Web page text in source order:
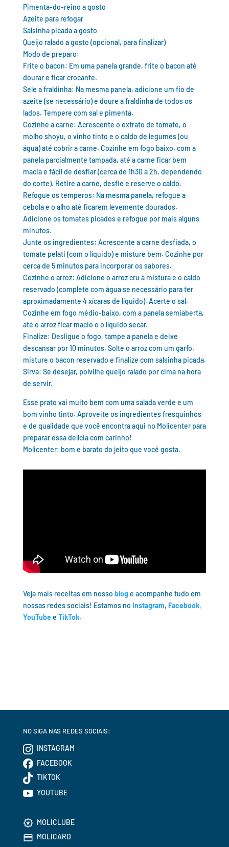
Pimenta-do-reino a gosto
Azeite para refogar
Salsinha picada a gosto
Queijo ralado a gosto (opcional, para finalizar)
Modo de preparo:
Frite o bacon: Em uma panela grande, frite o bacon até
dourar e ficar crocante.
Sele a fraldinha: Na mesma panela, adicione um fio de
azeite (se necessário) e doure a fraldinha de todos os
lados. Tempere com sal e pimenta.
Cozinhe a carne: Acrescente o extrato de tomate, o
molho shoyu, o vinho tinto e o caldo de legumes (ou
água) até cobrir a carne. Cozinhe em fogo baixo, com a
panela parcialmente tampada, até a carne ficar bem
macia e fácil de desfiar (cerca de 1h30 a 2h, dependendo
do corte). Retire a carne, desfie e reserve o caldo.
Refogue os temperos: Na mesma panela, refogue a
cebola e o alho até ficarem levemente dourados.
Adicione os tomates picados e refogue por mais alguns
minutos.
Junte os ingredientes: Acrescente a carne desfiada, o
tomate pelati (com o líquido) e misture bem. Cozinhe por
cerca de 5 minutos para incorporar os sabores.
Cozinhe o arroz: Adicione o arroz cru à mistura e o caldo
reservado (complete com água se necessário para ter
aproximadamente 4 xícaras de líquido). Acerte o sal.
Cozinhe em fogo médio-baixo, com a panela semiaberta,
até o arroz ficar macio e o líquido secar.
Finalize: Desligue o fogo, tampe a panela e deixe
descansar por 10 minutos. Solte o arroz com um garfo,
misture o bacon reservado e finalize com salsinha picada.
Sirva: Se desejar, polvilhe queijo ralado por cima na hora
de servir.
Esse prato vai muito bem com uma salada verde e um
bom vinho tinto. Aproveite os ingredientes fresquinhos
e de qualidade que você encontra aqui no Molicenter para
preparar essa delícia com carinho!
Molicenter: bom e barato do jeito que você gosta.
Veja mais receitas em nosso blog e acompanhe tudo em
nossas redes sociais! Estamos no Instagram, Facebook,
YouTube e TikTok.
NO SIGA NAS REDES SOCIAIS:
INSTAGRAM
FACEBOOK
TIKTOK
YOUTUBE
MOLICLUBE
MOLICARD